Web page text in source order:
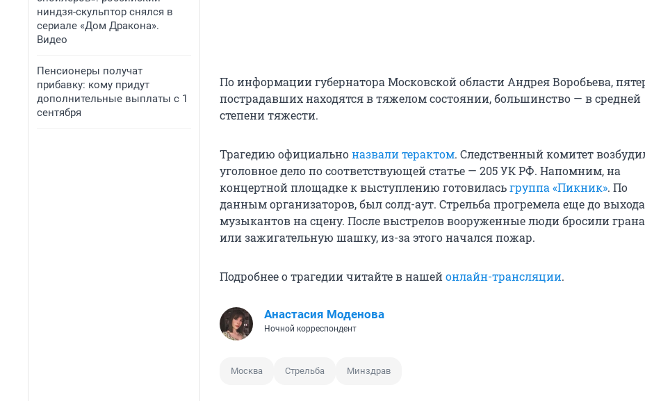
ниндзя-скульптор снялся в
сериале «Дом Дракона».
Видео
Пенсионеры получат
прибавку: кому придут
дополнительные выплаты с 1
сентября
По информации губернатора Московской области Андрея Воробьева,
пострадавших находятся в тяжелом состоянии, большинство — в средней
степени тяжести.
Трагедию официальноназвали терактом. Следственный комитет
уголовное дело по соответствующей статье — 205 УК РФ. Напомним, на
концертной площадке к выступлению готовиласьгруппа «Пикник». По
данным организаторов, был солд-аут. Стрельба прогремела еще до выхода
музыкантов на сцену. После выстрелов вооруженные люди бросили
или зажигательную шашку, из-за этого начался пожар.
Подробнее о трагедии читайте в нашейонлайн-трансляции.
Анастасия Моденова
Ночной корреспондент
Москва Стрельба Минздрав